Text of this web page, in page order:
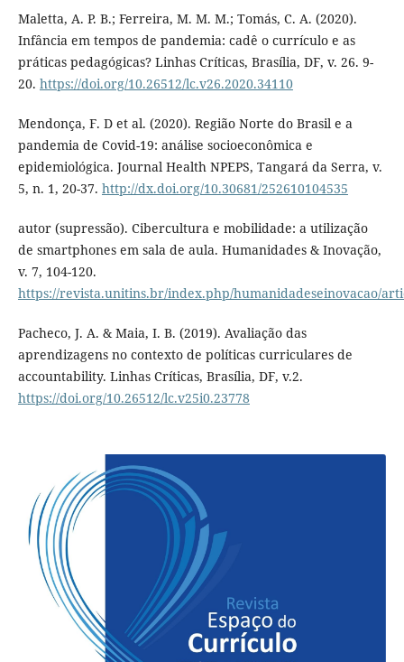
Maletta, A. P. B.; Ferreira, M. M. M.; Tomás, C. A. (2020).
Infância em tempos de pandemia: cadê o currículo e as
práticas pedagógicas? Linhas Críticas, Brasília, DF, v. 26. 9-
20. https://doi.org/10.26512/lc.v26.2020.34110
Mendonça, F. D et al. (2020). Região Norte do Brasil e a
pandemia de Covid-19: análise socioeconômica e
epidemiológica. Journal Health NPEPS, Tangará da Serra, v.
5, n. 1, 20-37. http://dx.doi.org/10.30681/252610104535
autor (supressão). Cibercultura e mobilidade: a utilização
de smartphones em sala de aula. Humanidades & Inovação,
v. 7, 104-120.
https://revista.unitins.br/index.php/humanidadeseinovacao/
Pacheco, J. A. & Maia, I. B. (2019). Avaliação das
aprendizagens no contexto de políticas curriculares de
accountability. Linhas Críticas, Brasília, DF, v.2.
https://doi.org/10.26512/lc.v25i0.23778